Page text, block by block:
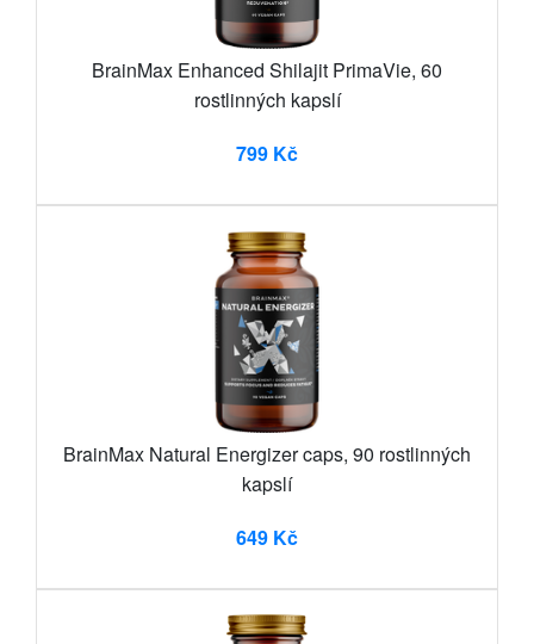
BrainMax Enhanced Shilajit PrimaVie, 60
rostlinných kapslí
799 Kč
BrainMax Natural Energizer caps, 90 rostlinných
kapslí
649 Kč